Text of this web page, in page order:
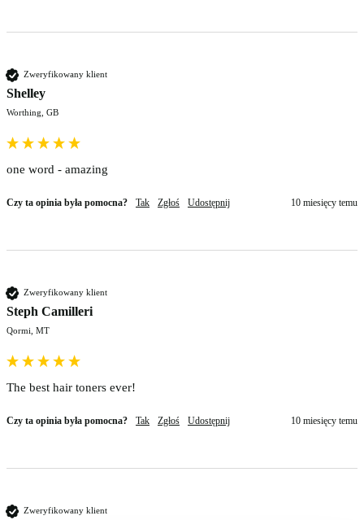
Zweryfikowany klient
Shelley
Worthing, GB
one word - amazing
Czy ta opinia była pomocna? Tak Zgłoś Udostępnij 10 miesięcy temu
Zweryfikowany klient
Steph Camilleri
Qormi, MT
The best hair toners ever!
Czy ta opinia była pomocna? Tak Zgłoś Udostępnij 10 miesięcy temu
Zweryfikowany klient